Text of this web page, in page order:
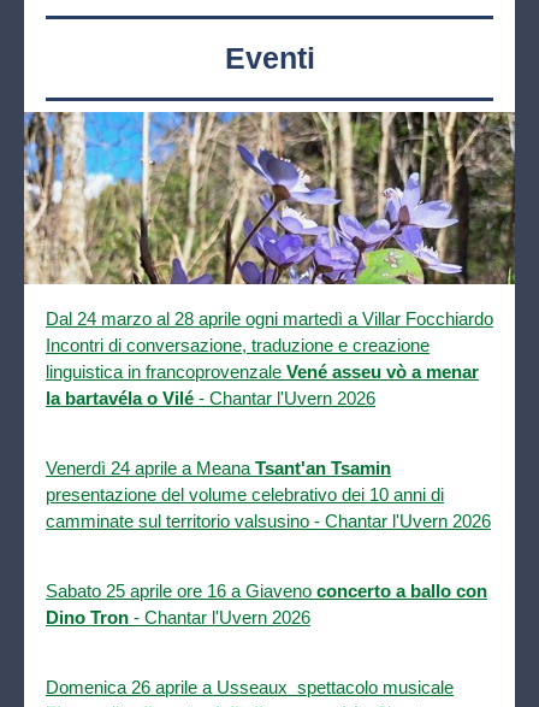
Eventi
Dal 24 marzo al 28 aprile ogni martedì a Villar Focchiardo
Incontri di conversazione, traduzione e creazione
linguistica in francoprovenzale Vené asseu vò a menar
la bartavéla o Vilé - Chantar l'Uvern 2026
Venerdì 24 aprile a Meana Tsant'an Tsamin
presentazione del volume celebrativo dei 10 anni di
camminate sul territorio valsusino - Chantar l'Uvern 2026
Sabato 25 aprile ore 16 a Giaveno concerto a ballo con
Dino Tron - Chantar l'Uvern 2026
Domenica 26 aprile a Usseaux spettacolo musicale